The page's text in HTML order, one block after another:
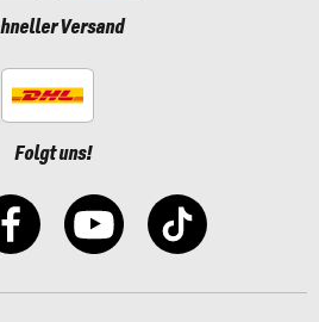
Versand
Folgt uns!